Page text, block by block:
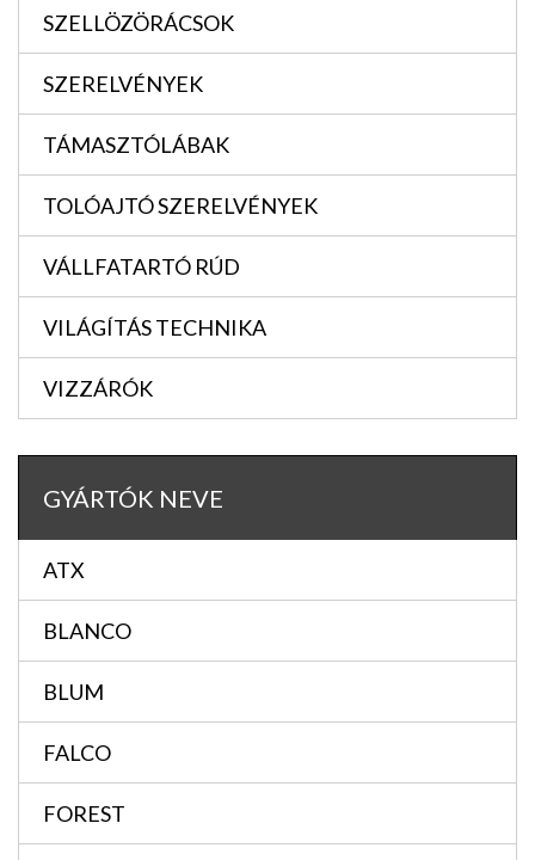
SZELLÖZÖRÁCSOK
SZERELVÉNYEK
TÁMASZTÓLÁBAK
TOLÓAJTÓ SZERELVÉNYEK
VÁLLFATARTÓ RÚD
VILÁGÍTÁS TECHNIKA
VIZZÁRÓK
GYÁRTÓK NEVE
ATX
BLANCO
BLUM
FALCO
FOREST